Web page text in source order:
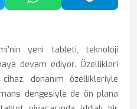
Paylaş
WhatsApp'ta Paylaş
yeni tableti, teknoloji
devam ediyor. Özellikleri
donanım özellikleriyle
dengesiyle de ön plana